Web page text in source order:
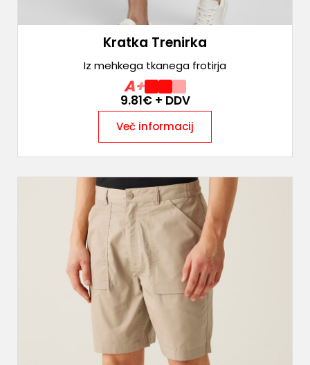
Kratka Trenirka
Iz mehkega tkanega frotirja
A+
9.81€ + DDV
Več informacij